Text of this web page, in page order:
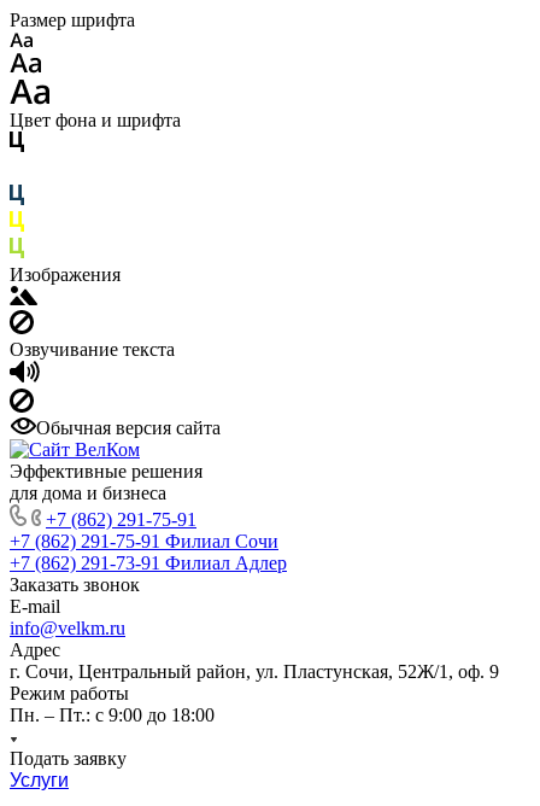
Размер шрифта
Цвет фона и шрифта
Изображения
Озвучивание текста
Обычная версия сайта
Эффективные решения
для дома и бизнеса
+7 (862) 291-75-91
+7 (862) 291-75-91 Филиал Сочи
+7 (862) 291-73-91 Филиал Адлер
Заказать звонок
E-mail
info@velkm.ru
Адрес
г. Сочи, Центральный район, ул. Пластунская, 52Ж/1, оф. 9
Режим работы
Пн. – Пт.: с 9:00 до 18:00
Подать заявку
Услуги